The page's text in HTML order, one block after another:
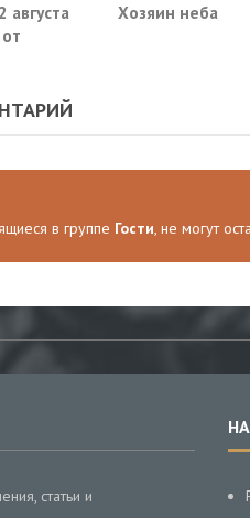
августа
Хозяин неба
в группе Гости, не могут
статьи и